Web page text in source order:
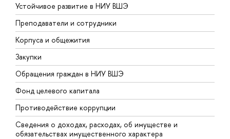
Устойчивое развитие в НИУ ВШЭ
Преподаватели и сотрудники
Корпуса и общежития
Закупки
Обращения граждан в НИУ ВШЭ
Фонд целевого капитала
Противодействие коррупции
Сведения о доходах, расходах, об имуществе и
обязательствах имущественного характера